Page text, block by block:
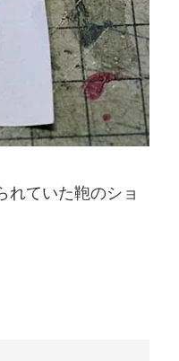
れていた鞄のショ